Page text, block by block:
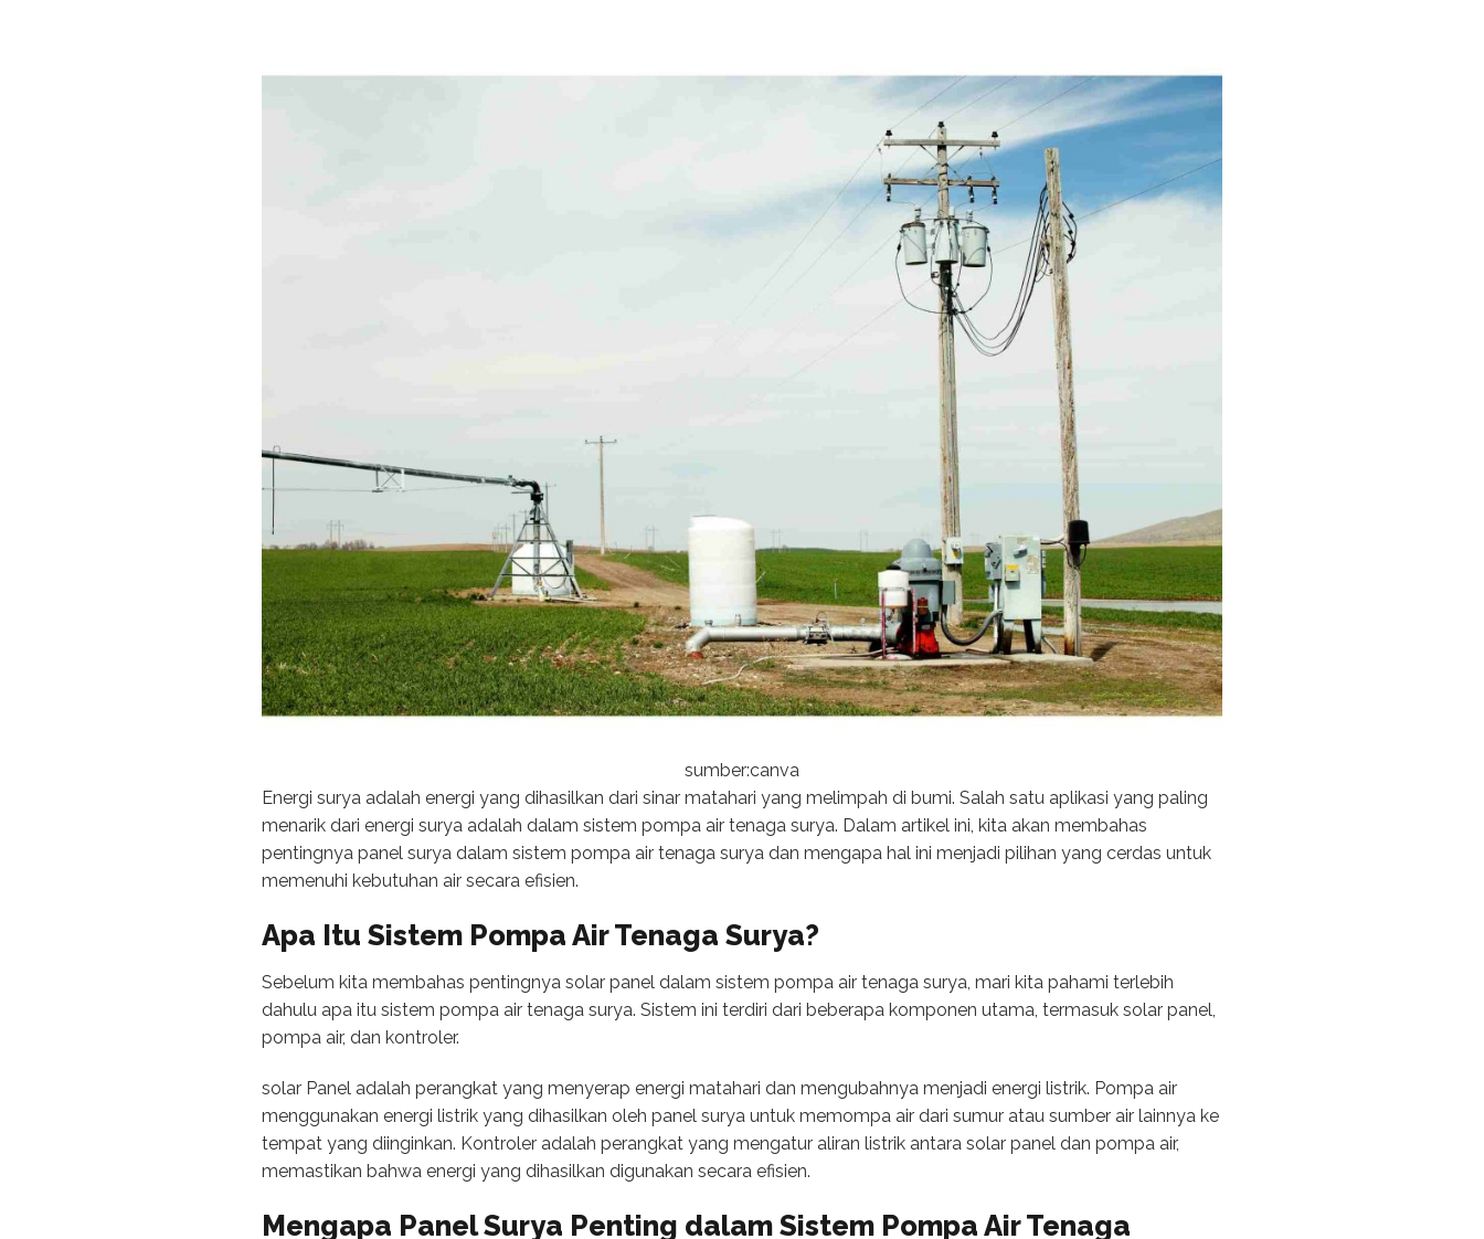
sumber:canva
Energi surya adalah energi yang dihasilkan dari sinar matahari yang melimpah di bumi. Salah satu aplikasi yang paling
menarik dari energi surya adalah dalam sistem pompa air tenaga surya. Dalam artikel ini, kita akan membahas
pentingnya panel surya dalam sistem pompa air tenaga surya dan mengapa hal ini menjadi pilihan yang cerdas untuk
memenuhi kebutuhan air secara efisien.
Apa Itu Sistem Pompa Air Tenaga Surya?
Sebelum kita membahas pentingnya solar panel dalam sistem pompa air tenaga surya, mari kita pahami terlebih
dahulu apa itu sistem pompa air tenaga surya. Sistem ini terdiri dari beberapa komponen utama, termasuk solar panel,
pompa air, dan kontroler.
solar Panel adalah perangkat yang menyerap energi matahari dan mengubahnya menjadi energi listrik. Pompa air
menggunakan energi listrik yang dihasilkan oleh panel surya untuk memompa air dari sumur atau sumber air lainnya ke
tempat yang diinginkan. Kontroler adalah perangkat yang mengatur aliran listrik antara solar panel dan pompa air,
memastikan bahwa energi yang dihasilkan digunakan secara efisien.
Mengapa Panel Surya Penting dalam Sistem Pompa Air Tenaga